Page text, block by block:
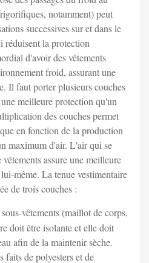
notamment) peut
successives sur et dans le
réduisent la protection
d'avoir des vêtements
froid, assurant une
Il faut porter plusieurs couches
meilleure protection qu'un
des couches permet
en fonction de la production
maximum d'air. L'air qui se
assure une meilleure
même. La tenue vestimentaire
de trois couches :
vêtements (maillot de corps,
doit être isolante et elle doit
afin de la maintenir sèche.
faits de polyesters et de